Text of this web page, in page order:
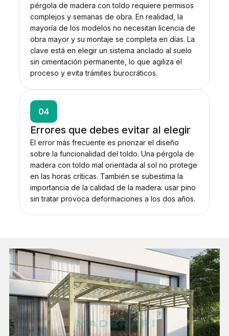
pérgola de madera con toldo requiere permisos
complejos y semanas de obra. En realidad, la
mayoría de los modelos no necesitan licencia de
obra mayor y su montaje se completa en días. La
clave está en elegir un sistema anclado al suelo
sin cimentación permanente, lo que agiliza el
proceso y evita trámites burocráticos.
04
Errores que debes evitar al elegir
El error más frecuente es priorizar el diseño
sobre la funcionalidad del toldo. Una pérgola de
madera con toldo mal orientada al sol no protege
en las horas críticas. También se subestima la
importancia de la calidad de la madera: usar pino
sin tratar provoca deformaciones a los dos años.